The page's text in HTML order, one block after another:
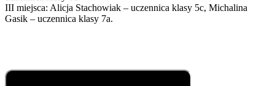
III miejsca: Alicja Stachowiak – uczennica klasy 5c, Michalina
Gasik – uczennica klasy 7a.